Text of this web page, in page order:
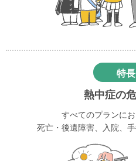
特長
熱中症の
すべてのプランに
死亡・後遺障害、入院、